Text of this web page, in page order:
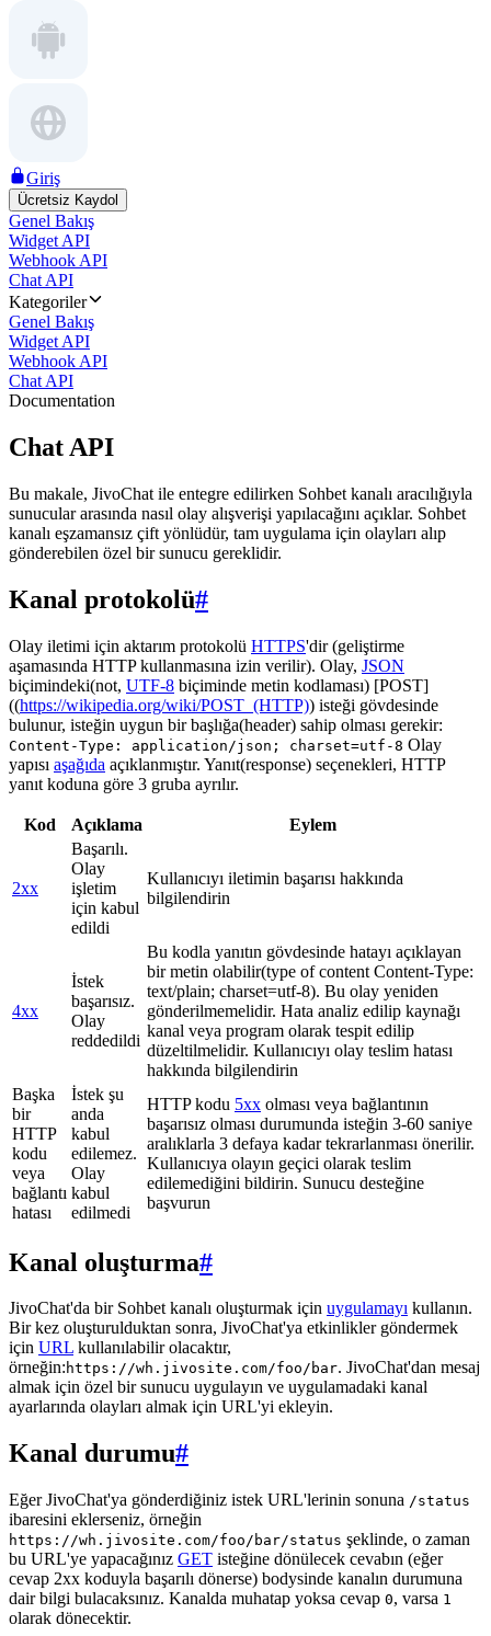
Giriş
Ücretsiz Kaydol
Genel Bakış
Widget API
Webhook API
Chat API
Kategoriler
Genel Bakış
Widget API
Webhook API
Chat API
Documentation
Chat API
Bu makale, JivoChat ile entegre edilirken Sohbet kanalı aracılığıyla
sunucular arasında nasıl olay alışverişi yapılacağını açıklar. Sohbet
kanalı eşzamansız çift yönlüdür, tam uygulama için olayları alıp
gönderebilen özel bir sunucu gereklidir.
Kanal protokolü#
Olay iletimi için aktarım protokolü HTTPS'dir (geliştirme
aşamasında HTTP kullanmasına izin verilir). Olay, JSON
biçimindeki(not, UTF-8 biçiminde metin kodlaması) [POST]
((https://wikipedia.org/wiki/POST_(HTTP)) isteği gövdesinde
bulunur, isteğin uygun bir başlığa(header) sahip olması gerekir:
Content-Type: application/json; charset=utf-8 Olay
yapısı aşağıda açıklanmıştır. Yanıt(response) seçenekleri, HTTP
yanıt koduna göre 3 gruba ayrılır.
Kod Açıklama Eylem
2xx
Başarılı.
Olay
işletim
için kabul
edildi
Kullanıcıyı iletimin başarısı hakkında
bilgilendirin
4xx
İstek
başarısız.
Olay
reddedildi
Bu kodla yanıtın gövdesinde hatayı açıklayan
bir metin olabilir(type of content Content-Type:
text/plain; charset=utf-8). Bu olay yeniden
gönderilmemelidir. Hata analiz edilip kaynağı
kanal veya program olarak tespit edilip
düzeltilmelidir. Kullanıcıyı olay teslim hatası
hakkında bilgilendirin
Başka
bir
HTTP
kodu
veya
bağlantı
hatası
İstek şu
anda
kabul
edilemez.
Olay
kabul
edilmedi
HTTP kodu 5xx olması veya bağlantının
başarısız olması durumunda isteğin 3-60 saniye
aralıklarla 3 defaya kadar tekrarlanması önerilir.
Kullanıcıya olayın geçici olarak teslim
edilemediğini bildirin. Sunucu desteğine
başvurun
Kanal oluşturma#
JivoChat'da bir Sohbet kanalı oluşturmak için uygulamayı kullanın.
Bir kez oluşturulduktan sonra, JivoChat'ya etkinlikler göndermek
için URL kullanılabilir olacaktır,
örneğin: https://wh.jivosite.com/foo/bar. JivoChat'dan mesaj
almak için özel bir sunucu uygulayın ve uygulamadaki kanal
ayarlarında olayları almak için URL'yi ekleyin.
Kanal durumu#
Eğer JivoChat'ya gönderdiğiniz istek URL'lerinin sonuna /status
ibaresini eklerseniz, örneğin
https://wh.jivosite.com/foo/bar/status şeklinde, o zaman
bu URL'ye yapacağınız GET isteğine dönülecek cevabın (eğer
cevap 2xx koduyla başarılı dönerse) bodysinde kanalın durumuna
dair bilgi bulacaksınız. Kanalda muhatap yoksa cevap 0, varsa 1
olarak dönecektir.